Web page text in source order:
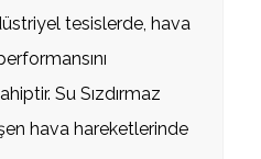
tesislerde, hava
Su Sızdırmaz
hava hareketlerinde